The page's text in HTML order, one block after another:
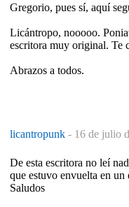
Gregorio, pues sí, aquí
Licántropo, nooooo.
escritora muy original. Te
Abrazos a todos.
licantropunk - 16 de julio
De esta escritora no leí
que estuvo envuelta en
Saludos